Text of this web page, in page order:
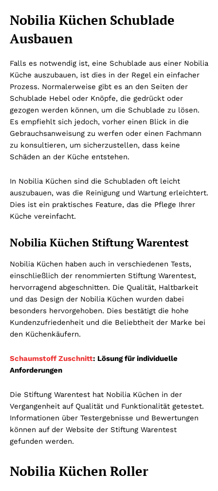
Nobilia Küchen Schublade
Ausbauen
Falls es notwendig ist, eine Schublade aus einer Nobilia
Küche auszubauen, ist dies in der Regel ein einfacher
Prozess. Normalerweise gibt es an den Seiten der
Schublade Hebel oder Knöpfe, die gedrückt oder
gezogen werden können, um die Schublade zu lösen.
Es empfiehlt sich jedoch, vorher einen Blick in die
Gebrauchsanweisung zu werfen oder einen Fachmann
zu konsultieren, um sicherzustellen, dass keine
Schäden an der Küche entstehen.
In Nobilia Küchen sind die Schubladen oft leicht
auszubauen, was die Reinigung und Wartung erleichtert.
Dies ist ein praktisches Feature, das die Pflege Ihrer
Küche vereinfacht.
Nobilia Küchen Stiftung Warentest
Nobilia Küchen haben auch in verschiedenen Tests,
einschließlich der renommierten Stiftung Warentest,
hervorragend abgeschnitten. Die Qualität, Haltbarkeit
und das Design der Nobilia Küchen wurden dabei
besonders hervorgehoben. Dies bestätigt die hohe
Kundenzufriedenheit und die Beliebtheit der Marke bei
den Küchenkäufern.
Schaumstoff Zuschnitt: Lösung für individuelle
Anforderungen
Die Stiftung Warentest hat Nobilia Küchen in der
Vergangenheit auf Qualität und Funktionalität getestet.
Informationen über Testergebnisse und Bewertungen
können auf der Website der Stiftung Warentest
gefunden werden.
Nobilia Küchen Roller